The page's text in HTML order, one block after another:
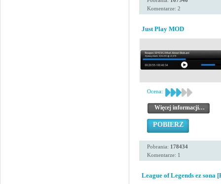
Komentarze: 2
Just Play MOD
Ocena:
Więcej informacji…
POBIERZ
Pobrania: 178434
Komentarze: 1
League of Legends ez sona